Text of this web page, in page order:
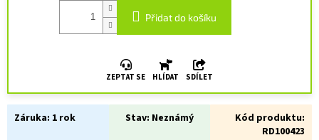
Přidat do košíku
ZEPTAT SE HLÍDAT SDÍLET
Záruka: 1 rok Stav: Neznámý
Kód produktu:
RD100423